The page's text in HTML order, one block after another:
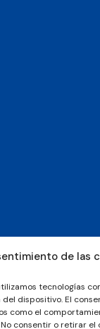
de las
tecnologías
dispositivo. El
como el
consentir o retirar el